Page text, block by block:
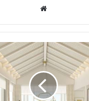
sit
esi